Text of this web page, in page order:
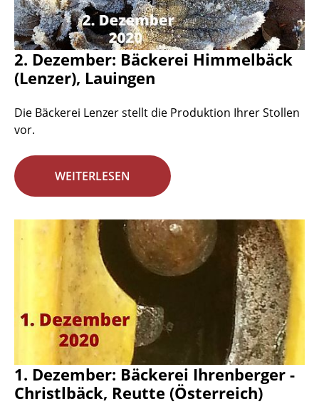
2. Dezember: Bäckerei Himmelbäck
(Lenzer), Lauingen
Die Bäckerei Lenzer stellt die Produktion Ihrer Stollen
vor.
WEITERLESEN
1. Dezember: Bäckerei Ihrenberger -
Christlbäck, Reutte (Österreich)